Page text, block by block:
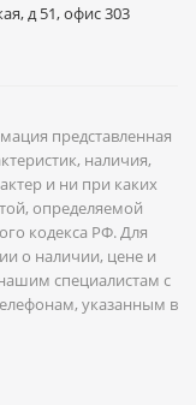
д 51, офис 303
представленная
наличия,
и ни при каких
определяемой
кодекса РФ. Для
о наличии, цене и
специалистам с
указанным в